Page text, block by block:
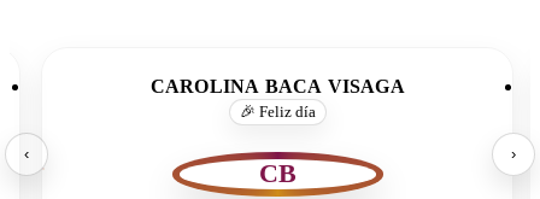
‹
CAROLINA BACA VISAGA
🎉 Feliz día
CB
›